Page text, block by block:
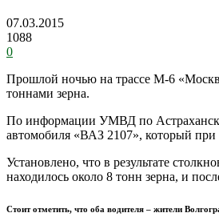
07.03.2015
1088
0
Прошлой ночью на трассе М-6
тоннами зерна.
По информации УМВД по
автомобиля «ВАЗ 2107», который
Установлено, что в результате
находилось около 8 тонн зерна, и
Стоит отметить, что оба водителя – жители